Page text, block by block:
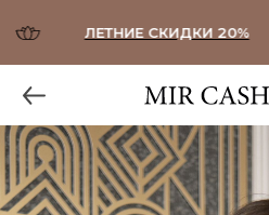
ЛЕТНИЕ СКИДКИ 20%